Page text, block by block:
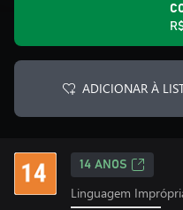
ADICIONAR À
14 ANOS
Linguagem